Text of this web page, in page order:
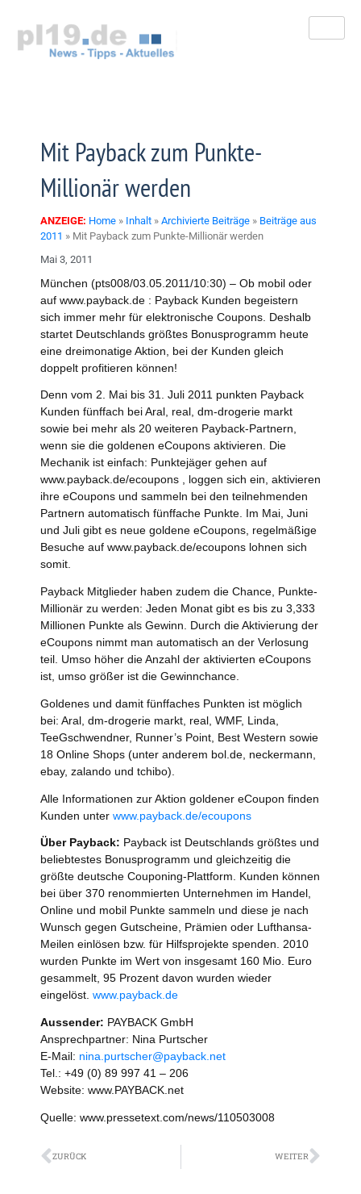
springen
Mit Payback zum Punkte-
Millionär werden
ANZEIGE: Home » Inhalt » Archivierte Beiträge » Beiträge aus
2011 » Mit Payback zum Punkte-Millionär werden
Mai 3, 2011
München (pts008/03.05.2011/10:30) – Ob mobil oder
auf www.payback.de : Payback Kunden begeistern
sich immer mehr für elektronische Coupons. Deshalb
startet Deutschlands größtes Bonusprogramm heute
eine dreimonatige Aktion, bei der Kunden gleich
doppelt profitieren können!
Denn vom 2. Mai bis 31. Juli 2011 punkten Payback
Kunden fünffach bei Aral, real, dm-drogerie markt
sowie bei mehr als 20 weiteren Payback-Partnern,
wenn sie die goldenen eCoupons aktivieren. Die
Mechanik ist einfach: Punktejäger gehen auf
www.payback.de/ecoupons , loggen sich ein, aktivieren
ihre eCoupons und sammeln bei den teilnehmenden
Partnern automatisch fünffache Punkte. Im Mai, Juni
und Juli gibt es neue goldene eCoupons, regelmäßige
Besuche auf www.payback.de/ecoupons lohnen sich
somit.
Payback Mitglieder haben zudem die Chance, Punkte-
Millionär zu werden: Jeden Monat gibt es bis zu 3,333
Millionen Punkte als Gewinn. Durch die Aktivierung der
eCoupons nimmt man automatisch an der Verlosung
teil. Umso höher die Anzahl der aktivierten eCoupons
ist, umso größer ist die Gewinnchance.
Goldenes und damit fünffaches Punkten ist möglich
bei: Aral, dm-drogerie markt, real, WMF, Linda,
TeeGschwendner, Runner’s Point, Best Western sowie
18 Online Shops (unter anderem bol.de, neckermann,
ebay, zalando und tchibo).
Alle Informationen zur Aktion goldener eCoupon finden
Kunden unter www.payback.de/ecoupons
Über Payback: Payback ist Deutschlands größtes und
beliebtestes Bonusprogramm und gleichzeitig die
größte deutsche Couponing-Plattform. Kunden können
bei über 370 renommierten Unternehmen im Handel,
Online und mobil Punkte sammeln und diese je nach
Wunsch gegen Gutscheine, Prämien oder Lufthansa-
Meilen einlösen bzw. für Hilfsprojekte spenden. 2010
wurden Punkte im Wert von insgesamt 160 Mio. Euro
gesammelt, 95 Prozent davon wurden wieder
eingelöst. www.payback.de
Aussender: PAYBACK GmbH
Ansprechpartner: Nina Purtscher
E-Mail: nina.purtscher@payback.net
Tel.: +49 (0) 89 997 41 – 206
Website: www.PAYBACK.net
Quelle: www.pressetext.com/news/110503008
Zurück
ZURÜCK WEITER